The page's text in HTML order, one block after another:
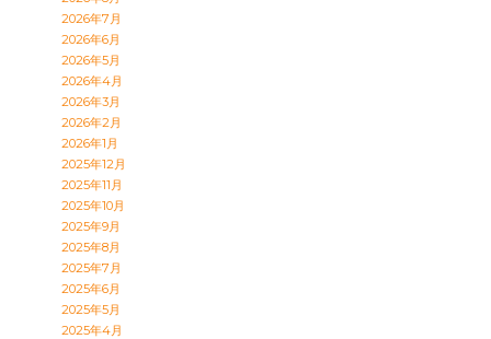
2026年7月
2026年6月
2026年5月
2026年4月
2026年3月
2026年2月
2026年1月
2025年12月
2025年11月
2025年10月
2025年9月
2025年8月
2025年7月
2025年6月
2025年5月
2025年4月